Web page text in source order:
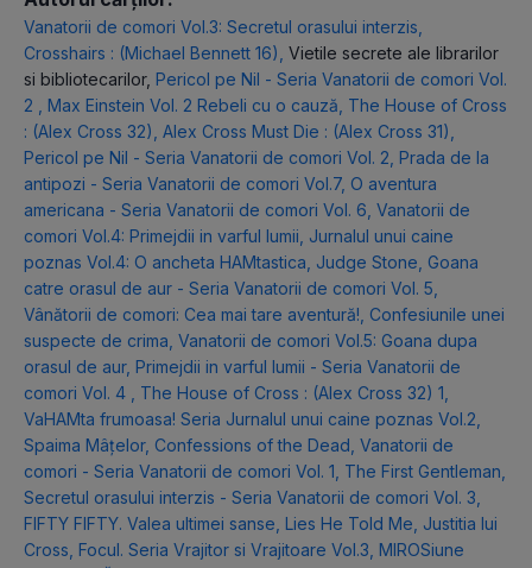
Vanatorii de comori Vol.3: Secretul orasului interzis
Crosshairs : (Michael Bennett 16) Vietile secrete ale librarilor
si bibliotecarilor, Pericol pe Nil - Seria Vanatorii de comori Vol.
2
Max Einstein Vol. 2 Rebeli cu o cauză The House of Cross
: (Alex Cross 32) Alex Cross Must Die : (Alex Cross 31)
Pericol pe Nil - Seria Vanatorii de comori Vol. 2 Prada de la
antipozi - Seria Vanatorii de comori Vol.7, O aventura
americana - Seria Vanatorii de comori Vol. 6 Vanatorii de
comori Vol.4: Primejdii in varful lumii Jurnalul unui caine
poznas Vol.4: O ancheta HAMtastica Judge Stone Goana
catre orasul de aur - Seria Vanatorii de comori Vol. 5
Vânătorii de comori: Cea mai tare aventură! Confesiunile unei
suspecte de crima Vanatorii de comori Vol.5: Goana dupa
orasul de aur, Primejdii in varful lumii - Seria Vanatorii de
comori Vol. 4
The House of Cross : (Alex Cross 32) 1
VaHAMta frumoasa! Seria Jurnalul unui caine poznas Vol.2
Spaima Mâțelor, Confessions of the Dead Vanatorii de
comori - Seria Vanatorii de comori Vol. 1 The First Gentleman
Secretul orasului interzis - Seria Vanatorii de comori Vol. 3
FIFTY FIFTY. Valea ultimei sanse Lies He Told Me Justitia lui
Cross Focul. Seria Vrajitor si Vrajitoare Vol.3 MIROSiune